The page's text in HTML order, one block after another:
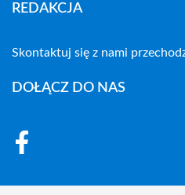
REDAKCJA
Skontaktuj się z nami
DOŁĄCZ DO NAS